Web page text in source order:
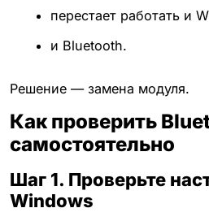
перестает работать и
и Bluetooth.
Решение — замена модуля.
Как проверить
самостоятельно
Шаг 1. Проверьте
Windows